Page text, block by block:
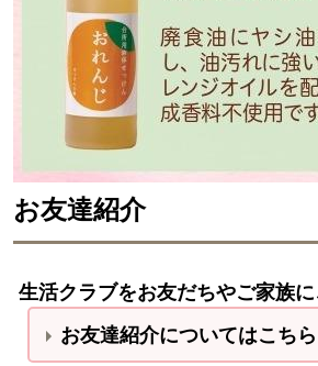
お友達紹介
生活クラブをお友だちやご家族に
お友達紹介についてはこちら